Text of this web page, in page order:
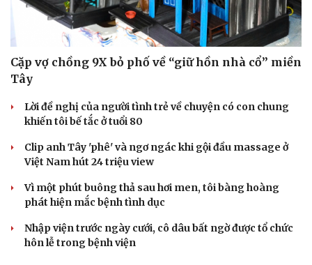
Doanh nghiệp 24h
Doanh nhân
Vì cộng đồng
Tin Công nghệ
Trải nghiệm
Chuyển đổi số
Cặp vợ chồng 9X bỏ phố về “giữ hồn nhà cổ” miền
Tây
Lời đề nghị của người tình trẻ về chuyện có con chung
khiến tôi bế tắc ở tuổi 80
Clip anh Tây 'phê' và ngơ ngác khi gội đầu massage ở
Việt Nam hút 24 triệu view
Vì một phút buông thả sau hơi men, tôi bàng hoàng
phát hiện mắc bệnh tình dục
Nhập viện trước ngày cưới, cô dâu bất ngờ được tổ chức
hôn lễ trong bệnh viện